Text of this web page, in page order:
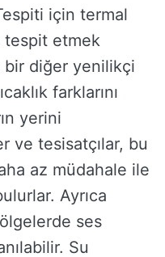
için termal
tespit etmek
bir diğer yenilikçi
farklarını
yerini
ve tesisatçılar, bu
az müdahale ile
Ayrıca
ses
Su